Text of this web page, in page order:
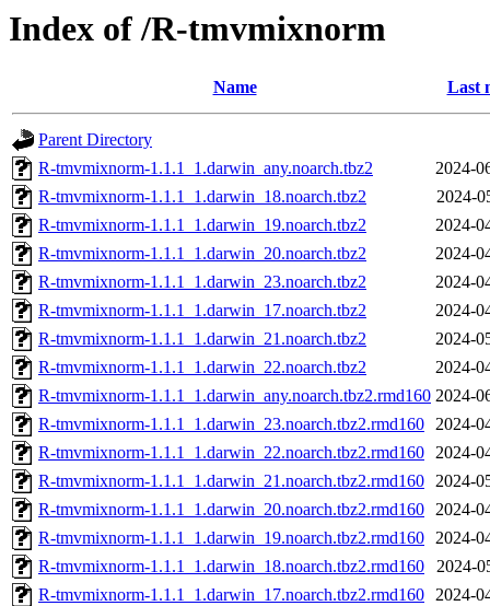
Index of /R-tmvmixnorm
Name Last
Parent Directory
R-tmvmixnorm-1.1.1_1.darwin_any.noarch.tbz2
2024-
R-tmvmixnorm-1.1.1_1.darwin_18.noarch.tbz2
2024-
R-tmvmixnorm-1.1.1_1.darwin_19.noarch.tbz2
2024-
R-tmvmixnorm-1.1.1_1.darwin_20.noarch.tbz2
2024-
R-tmvmixnorm-1.1.1_1.darwin_23.noarch.tbz2
2024-
R-tmvmixnorm-1.1.1_1.darwin_17.noarch.tbz2
2024-
R-tmvmixnorm-1.1.1_1.darwin_21.noarch.tbz2
2024-
R-tmvmixnorm-1.1.1_1.darwin_22.noarch.tbz2
2024-
R-tmvmixnorm-1.1.1_1.darwin_any.noarch.tbz2.rmd160 2024-
R-tmvmixnorm-1.1.1_1.darwin_23.noarch.tbz2.rmd160 2024-
R-tmvmixnorm-1.1.1_1.darwin_22.noarch.tbz2.rmd160 2024-
R-tmvmixnorm-1.1.1_1.darwin_21.noarch.tbz2.rmd160 2024-
R-tmvmixnorm-1.1.1_1.darwin_20.noarch.tbz2.rmd160 2024-
R-tmvmixnorm-1.1.1_1.darwin_19.noarch.tbz2.rmd160 2024-
R-tmvmixnorm-1.1.1_1.darwin_18.noarch.tbz2.rmd160
2024-
R-tmvmixnorm-1.1.1_1.darwin_17.noarch.tbz2.rmd160 2024-